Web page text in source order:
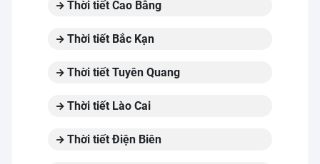
Thời tiết Cao Bằng
Thời tiết Bắc Kạn
Thời tiết Tuyên Quang
Thời tiết Lào Cai
Thời tiết Điện Biên